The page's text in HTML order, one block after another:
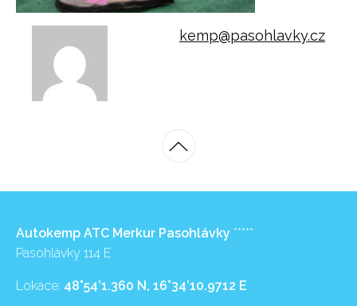
kemp@pasohlavky.cz
Autokemp ATC Merkur Pasohlávky *****
Pasohlávky 114 E
Lokace: 48°54’1.360 N, 16°34’10.9712 E